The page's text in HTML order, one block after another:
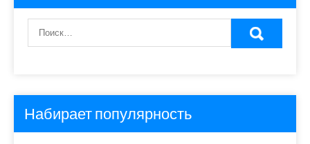
Набирает популярность